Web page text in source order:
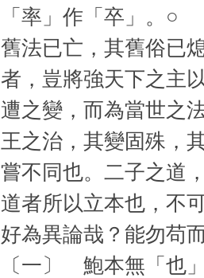
「率」作「卒」。
舊法已亡，其舊俗已
者，豈將強天下之主
遭之變，而為當世之
王之治，其變固殊，
嘗不同也。二子之道
道者所以立本也，不
好為異論哉？能勿苟
〔一〕 鮑本無「